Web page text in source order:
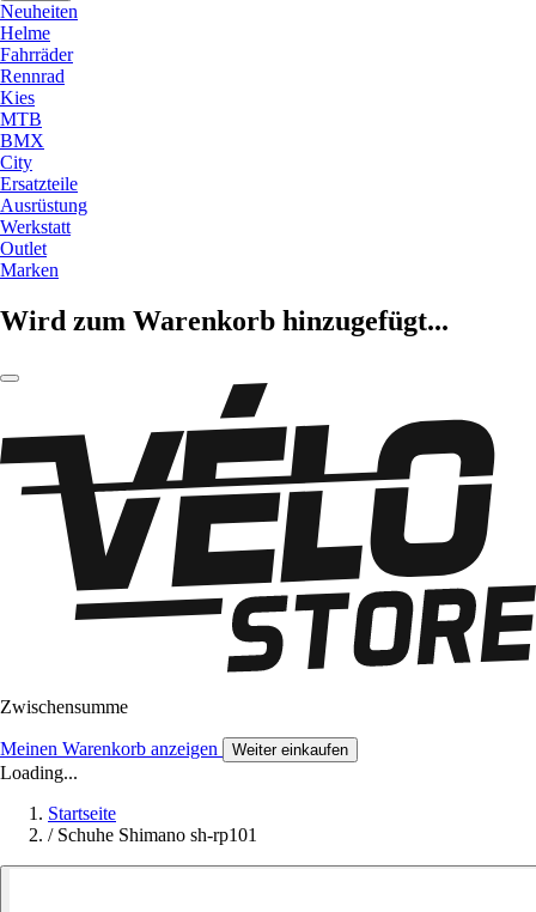
Neuheiten
Helme
Fahrräder
Rennrad
Kies
MTB
BMX
City
Ersatzteile
Ausrüstung
Werkstatt
Outlet
Marken
Wird zum Warenkorb hinzugefügt...
Zwischensumme
Meinen Warenkorb anzeigen Weiter einkaufen
Loading...
Startseite
/ Schuhe Shimano sh-rp101